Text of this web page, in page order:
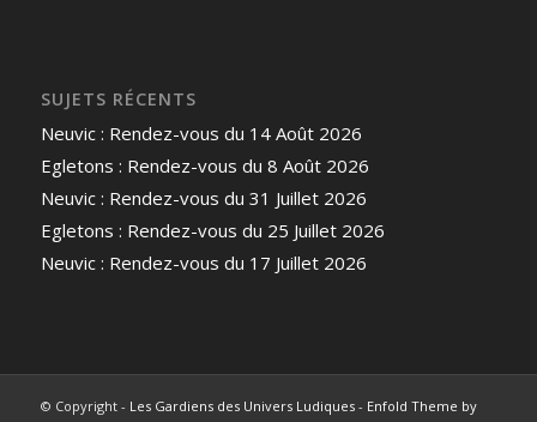
SUJETS RÉCENTS
Neuvic : Rendez-vous du 14 Août 2026
Egletons : Rendez-vous du 8 Août 2026
Neuvic : Rendez-vous du 31 Juillet 2026
Egletons : Rendez-vous du 25 Juillet 2026
Neuvic : Rendez-vous du 17 Juillet 2026
© Copyright - Les Gardiens des Univers Ludiques- Enfold Theme by